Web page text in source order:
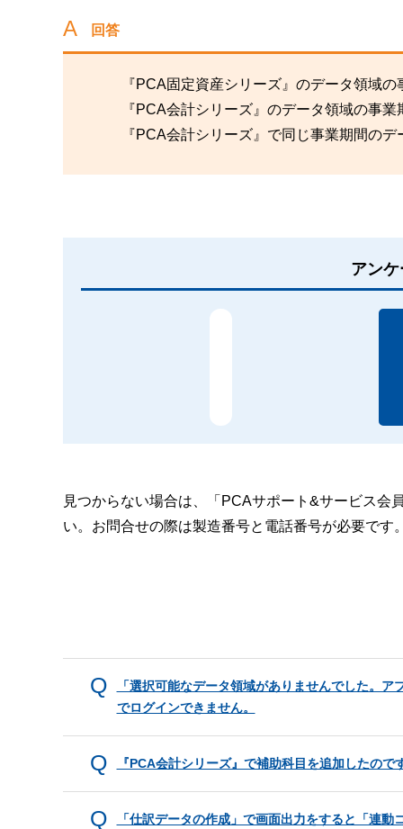
回答
『PCA固定資産シリーズ』のデータ領域の
『PCA会計シリーズ』のデータ領域の事
『PCA会計シリーズ』で同じ事業期間のデ
アン
見つからない場合は、「PCAサポート&サービス会
い。お問合せの際は製造番号と電話番号が必要です。
「選択可能なデータ領域がありませんでした。
でログインできません。
『PCA会計シリーズ』で補助科目を追加したので
「仕訳データの作成」で画面出力をすると「連